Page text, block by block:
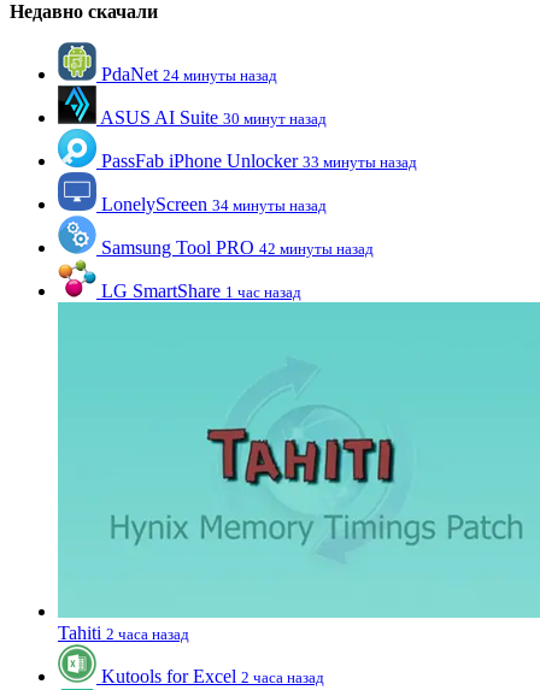
Недавно скачали
PdaNet 24 минуты назад
ASUS AI Suite 30 минут назад
PassFab iPhone Unlocker 33 минуты назад
LonelyScreen 34 минуты назад
Samsung Tool PRO 42 минуты назад
LG SmartShare 1 час назад
Tahiti 2 часа назад
Kutools for Excel 2 часа назад